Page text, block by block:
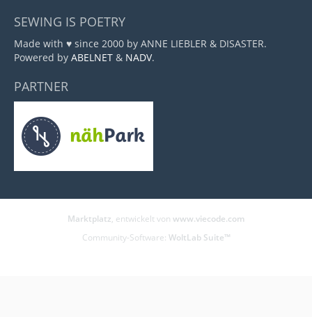
SEWING IS POETRY
Made with ♥ since 2000 by ANNE LIEBLER & DISASTER.
Powered by ABELNET & NADV.
PARTNER
Marktplatz, entwickelt von www.viecode.com
Community-Software: WoltLab Suite™